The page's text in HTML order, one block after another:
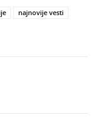
najnovije vesti